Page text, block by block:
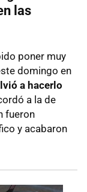
las
poner muy
domingo en
a hacerlo
a la de
fueron
y acabaron